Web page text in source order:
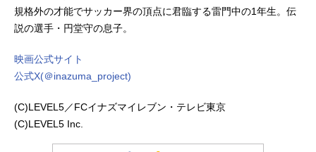
規格外の才能でサッカー界の頂点に君臨する雷門中の1年生。伝
説の選手・円堂守の息子。
映画公式サイト
公式X(＠inazuma_project)
(C)LEVEL5／FCイナズマイレブン・テレビ東京
(C)LEVEL5 Inc.